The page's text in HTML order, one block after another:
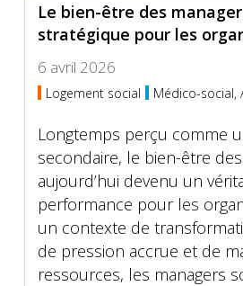
Le bien-être des
stratégique pour les
6 avril 2026
Logement social Médico-social,
Longtemps perçu comme
secondaire, le bien-être
aujourd’hui devenu un
performance pour les
un contexte de
de pression accrue et de
ressources, les managers